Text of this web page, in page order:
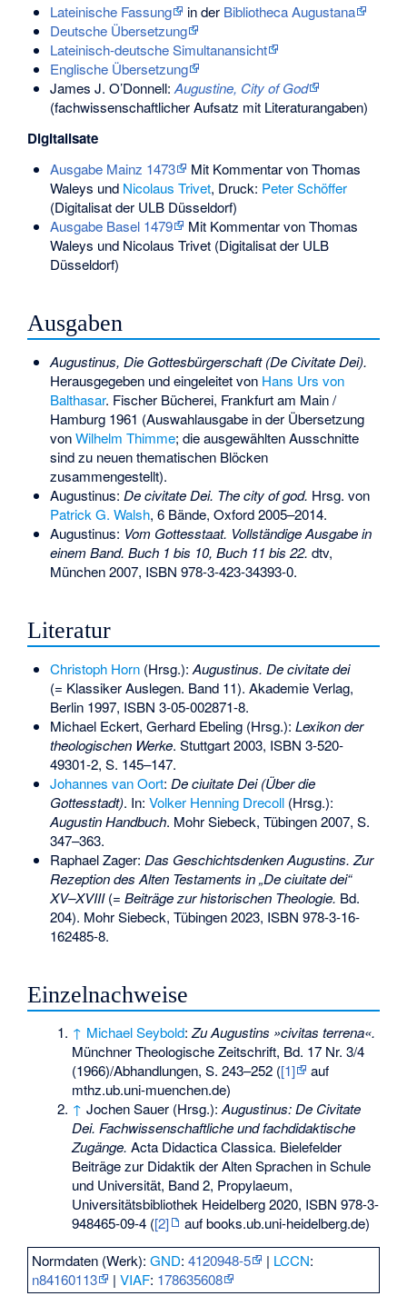
Lateinische Fassung in der Bibliotheca Augustana
Deutsche Übersetzung
Lateinisch-deutsche Simultanansicht
Englische Übersetzung
James J. O’Donnell: Augustine, City of God
(fachwissenschaftlicher Aufsatz mit Literaturangaben)
Digitalisate
Ausgabe Mainz 1473
Mit Kommentar von Thomas
Waleys und Nicolaus Trivet, Druck: Peter Schöffer
(Digitalisat der ULB Düsseldorf)
Ausgabe Basel 1479
Mit Kommentar von Thomas
Waleys und Nicolaus Trivet (Digitalisat der ULB
Düsseldorf)
Ausgaben
Augustinus, Die Gottesbürgerschaft (De Civitate Dei).
Herausgegeben und eingeleitet von Hans Urs von
Balthasar. Fischer Bücherei, Frankfurt am Main /
Hamburg 1961 (Auswahlausgabe in der Übersetzung
vonWilhelm Thimme; die ausgewählten Ausschnitte
sind zu neuen thematischen Blöcken
zusammengestellt).
Augustinus: De civitate Dei. The city of god. Hrsg. von
Patrick G. Walsh, 6 Bände, Oxford 2005–2014.
Augustinus: Vom Gottesstaat. Vollständige Ausgabe in
einem Band. Buch 1 bis 10, Buch 11 bis 22. dtv,
München 2007, ISBN 978-3-423-34393-0.
Literatur
Christoph Horn(Hrsg.): Augustinus. De civitate dei
(= Klassiker Auslegen. Band 11). Akademie Verlag,
Berlin 1997, ISBN 3-05-002871-8.
Michael Eckert, Gerhard Ebeling (Hrsg.): Lexikon der
theologischen Werke. Stuttgart 2003, ISBN 3-520-
49301-2, S. 145–147.
Johannes van Oort: De ciuitate Dei (Über die
Gottesstadt). In: Volker Henning Drecoll(Hrsg.):
Augustin Handbuch. Mohr Siebeck, Tübingen 2007, S.
347–363.
Raphael Zager: Das Geschichtsdenken Augustins. Zur
Rezeption des Alten Testaments in „De ciuitate dei“
XV–XVIII(= Beiträge zur historischen Theologie. Bd.
204). Mohr Siebeck, Tübingen 2023, ISBN 978-3-16-
162485-8.
Einzelnachweise
↑ Michael Seybold:Zu Augustins »civitas terrena«.
Münchner Theologische Zeitschrift, Bd. 17 Nr. 3/4
(1966)/Abhandlungen, S. 243–252 ([1]
auf
mthz.ub.uni-muenchen.de)
↑ Jochen Sauer (Hrsg.):Augustinus: De Civitate
Dei. Fachwissenschaftliche und fachdidaktische
Zugänge. Acta Didactica Classica. Bielefelder
Beiträge zur Didaktik der Alten Sprachen in Schule
und Universität, Band 2, Propylaeum,
Universitätsbibliothek Heidelberg 2020, ISBN 978-3-
948465-09-4 ([2]
auf books.ub.uni-heidelberg.de)
Normdaten (Werk):GND:4120948-5 | LCCN:
n84160113
|VIAF: 178635608